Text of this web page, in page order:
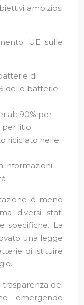
ambiziosi
UE sulle
di
delle batterie
90% per
per litio
riciclato nelle
informazioni
è meno
diversi stati
specifiche. La
una legge
di istituire
dei
emergendo